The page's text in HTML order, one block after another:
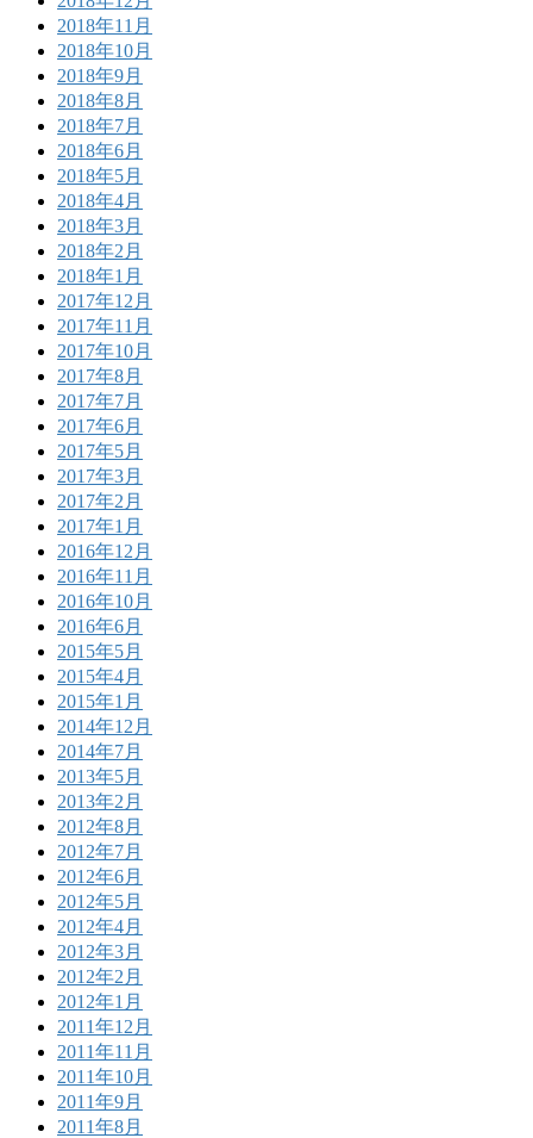
2018年11月
2018年10月
2018年9月
2018年8月
2018年7月
2018年6月
2018年5月
2018年4月
2018年3月
2018年2月
2018年1月
2017年12月
2017年11月
2017年10月
2017年8月
2017年7月
2017年6月
2017年5月
2017年3月
2017年2月
2017年1月
2016年12月
2016年11月
2016年10月
2016年6月
2015年5月
2015年4月
2015年1月
2014年12月
2014年7月
2013年5月
2013年2月
2012年8月
2012年7月
2012年6月
2012年5月
2012年4月
2012年3月
2012年2月
2012年1月
2011年12月
2011年11月
2011年10月
2011年9月
2011年8月